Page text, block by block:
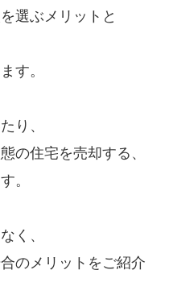
選ぶメリットと
す。
り、
の住宅を売却する、
。
く、
のメリットをご紹介